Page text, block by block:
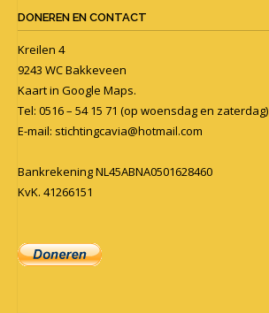
DONEREN EN CONTACT
Kreilen 4
9243 WC Bakkeveen
Kaart in Google Maps.
Tel: 0516 – 54 15 71 (op woensdag en zaterdag)
E-mail: stichtingcavia@hotmail.com
Bankrekening NL45ABNA0501628460
KvK. 41266151